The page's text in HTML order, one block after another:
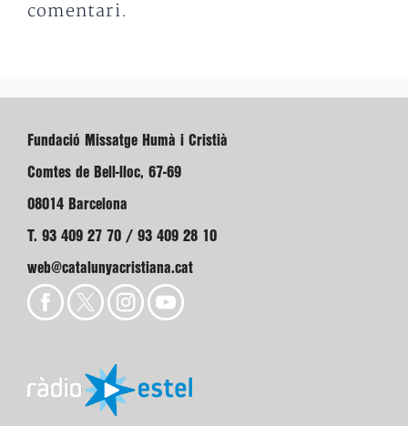
comentari.
Fundació Missatge Humà i Cristià
Comtes de Bell-lloc, 67-69
08014 Barcelona
T. 93 409 27 70 / 93 409 28 10
web@catalunyacristiana.cat